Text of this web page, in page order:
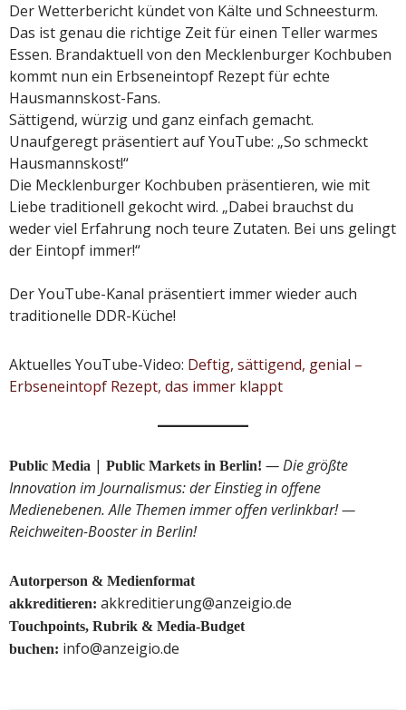
Der Wetterbericht kündet von Kälte und Schneesturm.
Das ist genau die richtige Zeit für einen Teller warmes
Essen. Brandaktuell von den Mecklenburger Kochbuben
kommt nun ein Erbseneintopf Rezept für echte
Hausmannskost-Fans.
Sättigend, würzig und ganz einfach gemacht.
Unaufgeregt präsentiert auf YouTube: „So schmeckt
Hausmannskost!“
Die Mecklenburger Kochbuben präsentieren, wie mit
Liebe traditionell gekocht wird. „Dabei brauchst du
weder viel Erfahrung noch teure Zutaten. Bei uns gelingt
der Eintopf immer!“
Der YouTube-Kanal präsentiert immer wieder auch
traditionelle DDR-Küche!
Aktuelles YouTube-Video: Deftig, sättigend, genial –
Erbseneintopf Rezept, das immer klappt
Public Media | Public Markets in Berlin! — Die größte
Innovation im Journalismus: der Einstieg in offene
Medienebenen. Alle Themen immer offen verlinkbar! —
Reichweiten-Booster in Berlin!
Autorperson & Medienformat
akkreditieren: akkreditierung@anzeigio.de
Touchpoints, Rubrik & Media-Budget
buchen: info@anzeigio.de